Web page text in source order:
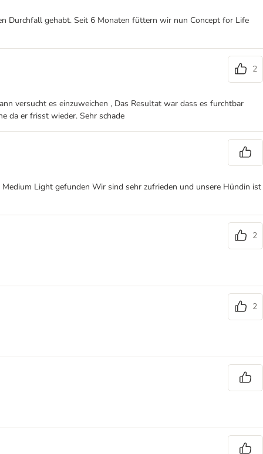
Durchfall gehabt. Seit 6 Monaten füttern wir nun Concept for Life
2
versucht es einzuweichen , Das Resultat war dass es furchtbar
da er frisst wieder. Sehr schade
Light gefunden Wir sind sehr zufrieden und unsere Hündin ist
2
2